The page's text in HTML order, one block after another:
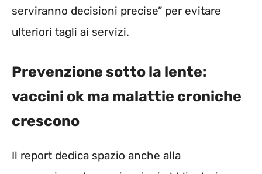
serviranno decisioni precise” per evitare
ulteriori tagli ai servizi.
Prevenzione sotto la lente:
vaccini ok ma malattie croniche
crescono
Il report dedica spazio anche alla